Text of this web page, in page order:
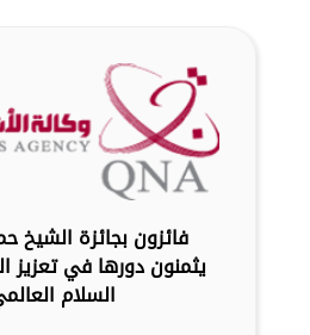
فائزون بجائزة الشيخ
يثمنون دورها في تعزيز
السلام